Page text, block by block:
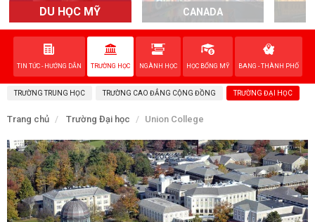
DU HỌC MỸ CANADA
TIN TỨC - HƯỚNG DẪN TRƯỜNG HỌC NGÀNH HỌC HỌC BỔNG MỸ BANG - THÀNH PHỐ
TRƯỜNG TRUNG HỌC TRƯỜNG CAO ĐẲNG CỘNG ĐỒNG TRƯỜNG ĐẠI HỌC
Trang chủ Trường Đại học Union College
EVENTS
DỊCH VỤ
VỀ NAM PHONG